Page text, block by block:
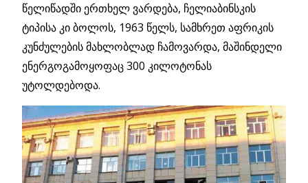
წელიწადში ერთხელ ვარდება, ჩელიაბინსკის
ტიპისა კი ბოლოს, 1963 წელს, სამხრეთ აფრიკის
კუნძულების მახლობლად ჩამოვარდა, მაშინდელი
ენერგოგამოყოფაც 300 კილოტონას
უტოლდებოდა.